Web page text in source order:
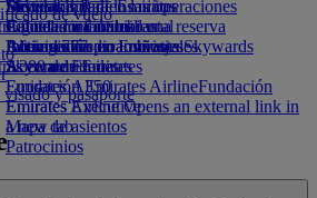
Bebidas
flota
Boeing 777
A380 de Emirates
Emirates A350
Emirates Executive
Mapa de asientos
Diversión para los niños
Juguetes infantiles
Actividades para niños
Sostenibilidad en las operaciones
Política medioambiental
Informes medioambientales
comunidades
Fundación Emirates AirlineFundación
Emirates Airline Opens an external link in
a new tab
Patrocinios
Skywards Rail
Calculadora de millas
Inicie sesión en Emirates Skywards
Skywards+
Móvil y app de Emirates
Cancelar o cambiar una reserva
Alteraciones en los viajes
Acerca de Emirates
de vuelo
y pasaporte